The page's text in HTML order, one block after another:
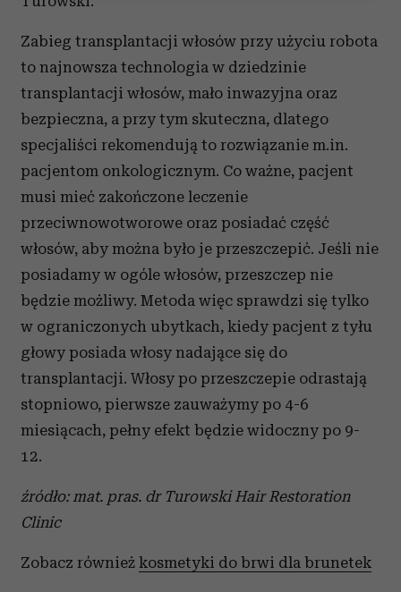
i reklam, aby oferować funkcje społecznościowe i
analizować ruch w naszej witrynie. Informacje o tym, jak
korzystasz z naszej witryny, udostępniamy partnerom
społecznościowym, reklamowym i analitycznym.
Partnerzy mogą połączyć te informacje z innymi danymi
otrzymanymi od Ciebie lub uzyskanymi podczas
korzystania z ich usług.
Zabieg transplantacji włosów przy użyciu robota
to najnowsza technologia w dziedzinie
transplantacji włosów, mało inwazyjna oraz
bezpieczna, a przy tym skuteczna, dlatego
specjaliści rekomendują to rozwiązanie m.in.
pacjentom onkologicznym. Co ważne, pacjent
musi mieć zakończone leczenie
przeciwnowotworowe oraz posiadać część
włosów, aby można było je przeszczepić. Jeśli nie
posiadamy w ogóle włosów, przeszczep nie
będzie możliwy. Metoda więc sprawdzi się tylko
w ograniczonych ubytkach, kiedy pacjent z tyłu
głowy posiada włosy nadające się do
transplantacji. Włosy po przeszczepie odrastają
stopniowo, pierwsze zauważymy po 4-6
miesiącach, pełny efekt będzie widoczny po 9-
12.
źródło: mat. pras. dr Turowski Hair Restoration
Clinic
Zobacz również kosmetyki do brwi dla brunetek